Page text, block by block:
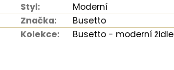
Styl: Moderní
Značka:
Busetto
Kolekce:
Busetto - moderní židle